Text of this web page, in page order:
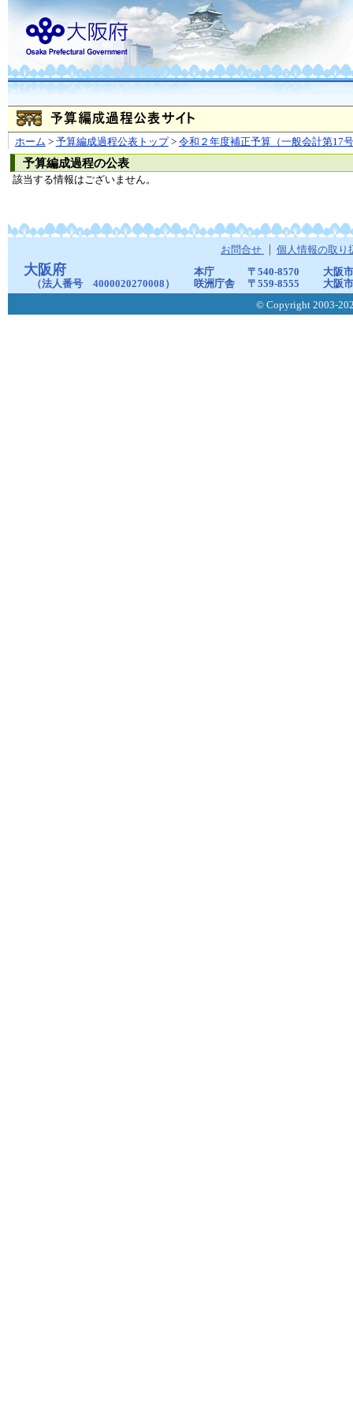
ホーム > 予算編成過程公表トップ> 令和２年度補正予算（一般会計第17
予算編成過程の公表
該当する情報はございません。
お問合せ 個人情報の取り
大阪府
（法人番号 4000020270008）
本庁 〒540-8570
大阪
咲洲庁舎
〒559-8555
大阪
© Copyright 2003-